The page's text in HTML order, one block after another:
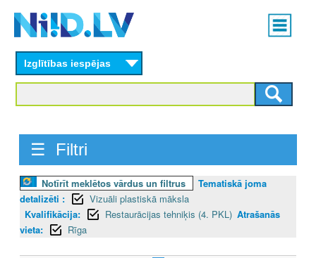
content
Main
menu
Izglītības iespējas
☰ Filtri
Notīrīt meklētos vārdus un filtrus
Tematiskā joma
detalizēti :
Vizuāli plastiskā māksla
Kvalifikācija:
Restaurācijas tehniķis (4. PKL) Atrašanās
vieta:
Rīga